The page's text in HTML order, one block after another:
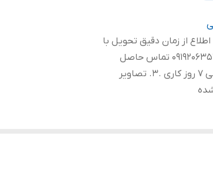
از زمان دقیق تحویل با
شماره فروش و پشتیبانی 02182804900 یا 09192063546 تماس حاصل
فرمایید. 2. بازه زمانی ارسال این کالا بین 3 الی 7 روز کاری .3. تصاویر